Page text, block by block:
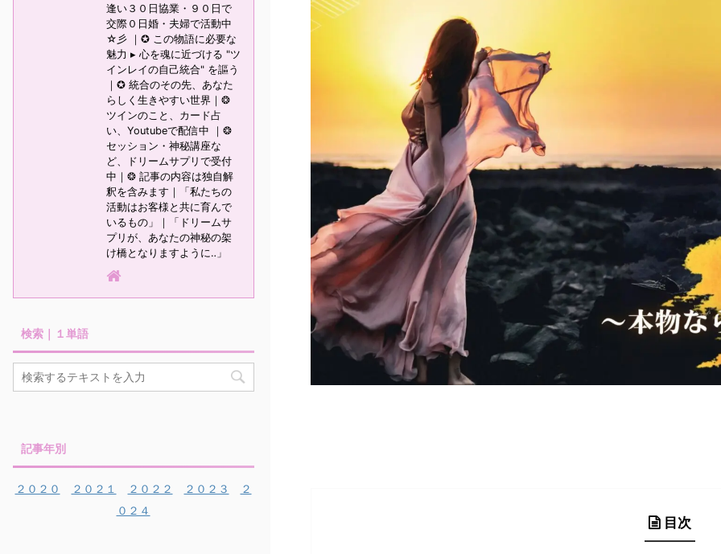
目次
逢い３０日協業・９０日で
交際０日婚・夫婦で活動中
☆彡 ｜✪ この物語に必要な
魅力 ▸ 心を魂に近づける "ツ
インレイの自己統合" を謳う
｜✪ 統合のその先、あなた
らしく生きやすい世界｜❂
ツインのこと、カード占
い、Youtubeで配信中 ｜❂
セッション・神秘講座な
ど、ドリームサプリで受付
中｜❂ 記事の内容は独自解
釈を含みます｜「私たちの
活動はお客様と共に育んで
いるもの」｜「ドリームサ
プリが、あなたの神秘の架
け橋となりますように‥」
検索｜１単語
記事年別
２０２０ ２０２１ ２０２２ ２０２３
２
０２４